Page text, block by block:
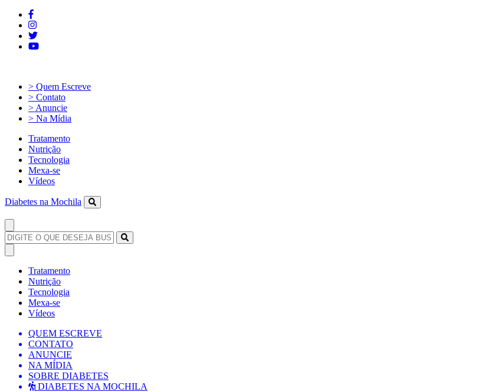
> Quem Escreve
> Contato
> Anuncie
> Na Mídia
Tratamento
Nutrição
Tecnologia
Mexa-se
Vídeos
Diabetes na Mochila
Tratamento
Nutrição
Tecnologia
Mexa-se
Vídeos
QUEM ESCREVE
CONTATO
ANUNCIE
NA MÍDIA
SOBRE DIABETES
DIABETES NA MOCHILA